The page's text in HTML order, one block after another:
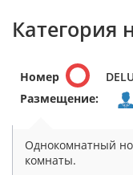
Категория
Номер
Размещение:
Однокомнатный
комнаты.